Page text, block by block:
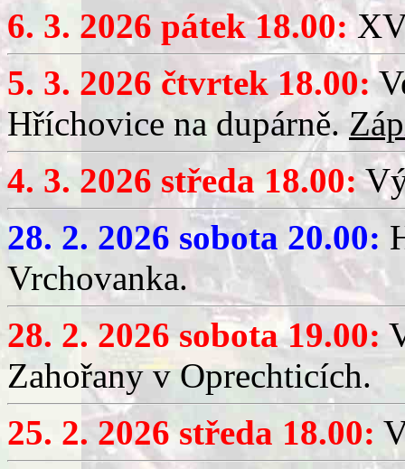
6. 3. 2026 pátek 18.00:
5. 3. 2026 čtvrtek 18.00:
Hříchovice na dupárně.
4. 3. 2026 středa 18.00:
28. 2. 2026 sobota 20.00:
Vrchovanka.
28. 2. 2026 sobota 19.00:
Zahořany v Oprechticích.
25. 2. 2026 středa 18.00: